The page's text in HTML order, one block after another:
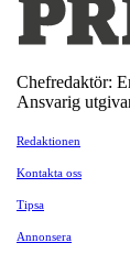
Chefredaktör:
Ansvarig
Redaktionen
Kontakta oss
Tipsa
Annonsera